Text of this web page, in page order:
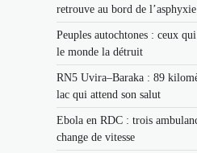
retrouve au bord de
Peuples autochtones : ceux
le monde la détruit
RN5 Uvira–Baraka : 89
lac qui attend son salut
Ebola en RDC : trois
change de vitesse